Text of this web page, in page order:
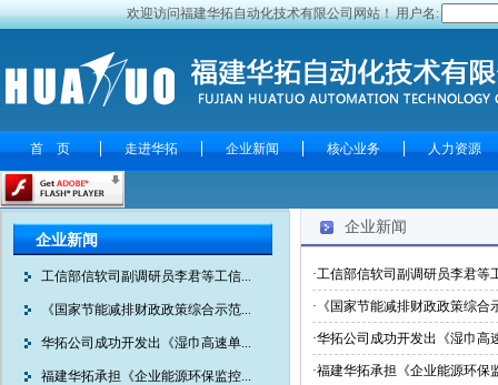
欢迎访问福建华拓自动化技术有限公司网站！用户名:
首 页 走进华拓 企业新闻 核心业务 人力资源
企业新闻
工信部信软司副调研员李君等工信...
《国家节能减排财政政策综合示范...
华拓公司成功开发出《湿巾高速单...
福建华拓承担《企业能源环保监控...
企业新闻
·工信部信软司副调研员李君
·《国家节能减排财政政策综
·华拓公司成功开发出《湿巾高
·福建华拓承担《企业能源环